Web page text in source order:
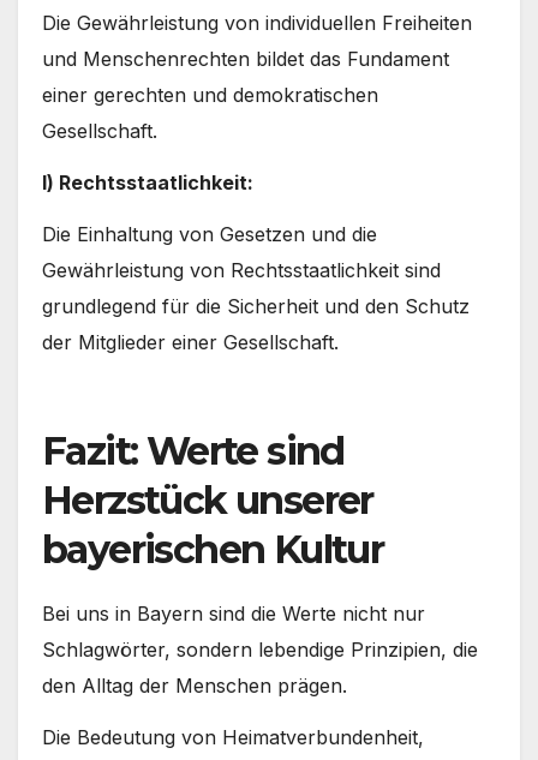
Die Gewährleistung von individuellen Freiheiten
und Menschenrechten bildet das Fundament
einer gerechten und demokratischen
Gesellschaft.
l) Rechtsstaatlichkeit:
Die Einhaltung von Gesetzen und die
Gewährleistung von Rechtsstaatlichkeit sind
grundlegend für die Sicherheit und den Schutz
der Mitglieder einer Gesellschaft.
Fazit: Werte sind
Herzstück unserer
bayerischen Kultur
Bei uns in Bayern sind die Werte nicht nur
Schlagwörter, sondern lebendige Prinzipien, die
den Alltag der Menschen prägen.
Die Bedeutung von Heimatverbundenheit,